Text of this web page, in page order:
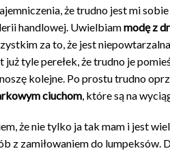
że trudno jest mi
handlowej. Uwielbiammodę z
za to, że jest
już tyle perełek, że trudno je
kolejne. Po prostu trudno
ciuchom, które są na
że nie tylko ja tak mam i jest
z zamiłowaniem do lumpeksów.